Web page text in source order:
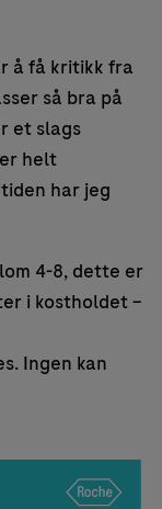
å få kritikk fra
så bra på
et slags
helt
har jeg
4-8, dette er
i kostholdet –
Ingen kan